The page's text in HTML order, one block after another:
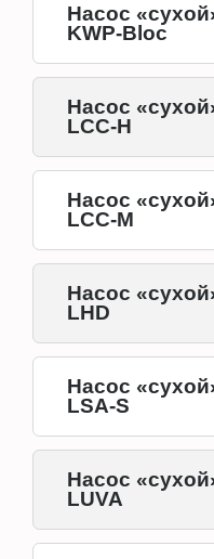
Насос
KWP-Bloc
Насос
LCC-H
Насос
LCC-M
Насос
LHD
Насос
LSA-S
Насос
LUVA